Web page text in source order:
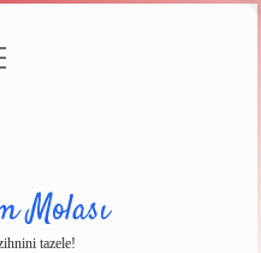
Molası
tazele!